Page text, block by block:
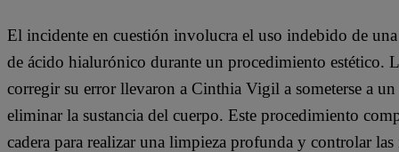
El incidente en cuestión involucra el uso indebido de
de ácido hialurónico durante un procedimiento estético.
corregir su error llevaron a Cinthia Vigil a someterse a
eliminar la sustancia del cuerpo. Este procedimiento
cadera para realizar una limpieza profunda y controlar